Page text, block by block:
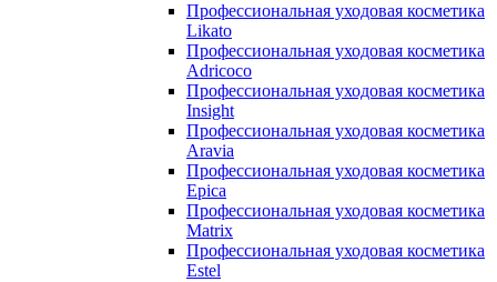
Профессиональная уходовая косметика
Likato
Профессиональная уходовая косметика
Adricoco
Профессиональная уходовая косметика
Insight
Профессиональная уходовая косметика
Aravia
Профессиональная уходовая косметика
Epica
Профессиональная уходовая косметика
Matrix
Профессиональная уходовая косметика
Estel